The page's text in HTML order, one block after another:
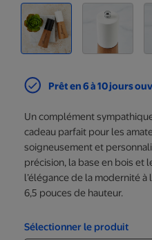
Prêt en 6 à 10 jours
Un complément
cadeau parfait pour les
soigneusement et
précision, la base en bois et
l’élégance de la modernité
6,5 pouces de hauteur.
Sélectionner le produit